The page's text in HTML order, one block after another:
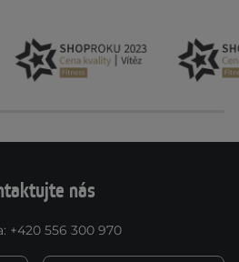
nás
: +420 556 300 970